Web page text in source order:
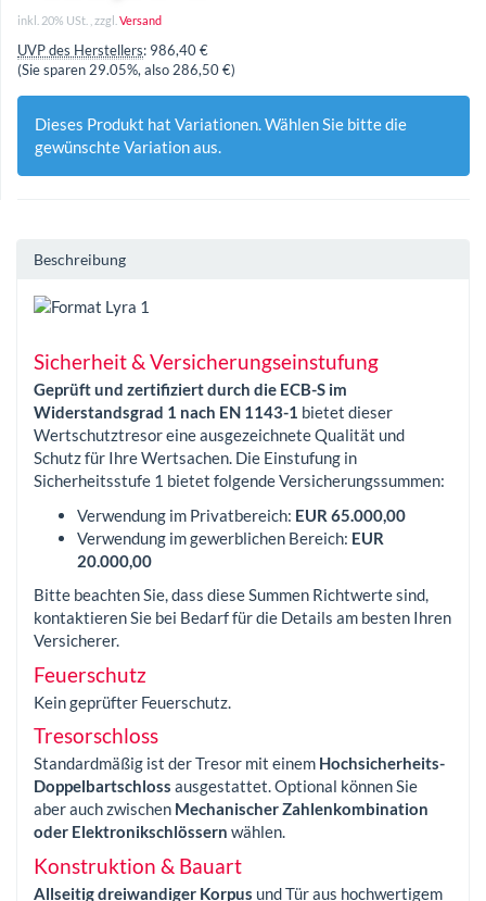
inkl. 20% USt. , zzgl. Versand
UVP des Herstellers: 986,40 €
(Sie sparen29.05%, also286,50 €)
Dieses Produkt hat Variationen. Wählen Sie bitte die
gewünschte Variation aus.
Beschreibung
Sicherheit & Versicherungseinstufung
Geprüft und zertifiziert durch die ECB-S im
Widerstandsgrad 1 nach EN 1143-1 bietet dieser
Wertschutztresor eine ausgezeichnete Qualität und
Schutz für Ihre Wertsachen. Die Einstufung in
Sicherheitsstufe 1 bietet folgende Versicherungssummen:
Verwendung im Privatbereich: EUR 65.000,00
Verwendung im gewerblichen Bereich: EUR
20.000,00
Bitte beachten Sie, dass diese Summen Richtwerte sind,
kontaktieren Sie bei Bedarf für die Details am besten Ihren
Versicherer.
Feuerschutz
Kein geprüfter Feuerschutz.
Tresorschloss
Standardmäßig ist der Tresor mit einem Hochsicherheits-
Doppelbartschloss ausgestattet. Optional können Sie
aber auch zwischen Mechanischer Zahlenkombination
oder Elektronikschlössern wählen.
Konstruktion & Bauart
Allseitig dreiwandiger Korpus und Tür aus hochwertigem